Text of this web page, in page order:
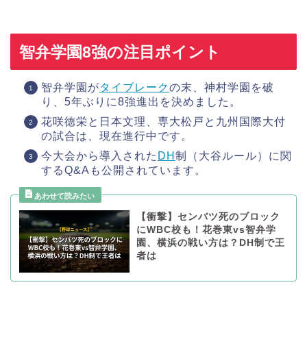
智弁学園8強の注目ポイント
智弁学園がタイブレークの末、神村学園を破
り、5年ぶりに8強進出を決めました。
花咲徳栄と日本文理、専大松戸と九州国際大付
の試合は、現在進行中です。
今大会から導入された DH 制（大谷ルール）に関
するQ&Aも公開されています。
【衝撃】センバツ死のブロック
にWBC校も！花巻東vs智弁学
園、横浜の戦い方は？DH制で王
者は